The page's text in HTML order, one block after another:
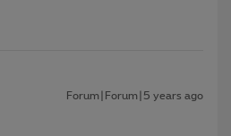
Forum|Forum|5 years ago